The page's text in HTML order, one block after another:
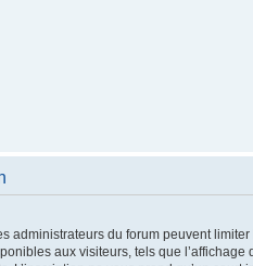
administrateurs du forum peuvent
aux visiteurs, tels que